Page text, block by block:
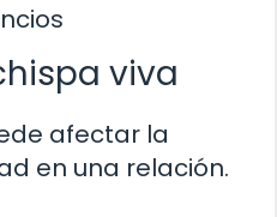
viva
afectar la
en una relación.